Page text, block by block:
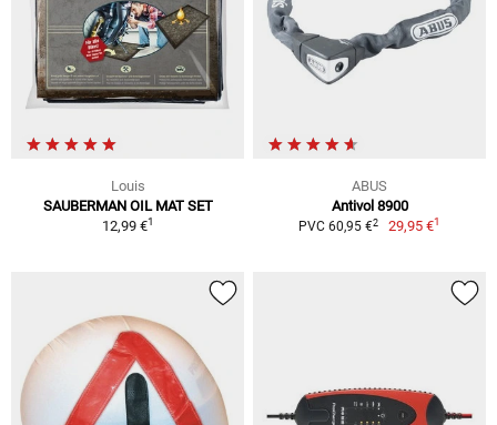
Louis
SAUBERMAN OIL MAT SET
12,99 €1
ABUS
Antivol 8900
PVC 60,95 €2 29,95 €1